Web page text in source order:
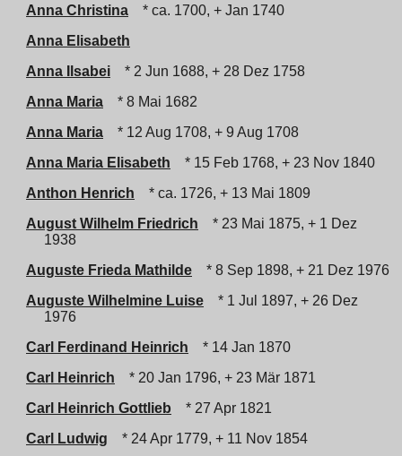
Anna Christina
* ca. 1700, + Jan 1740
Anna Elisabeth
Anna Ilsabei
* 2 Jun 1688, + 28 Dez 1758
Anna Maria
* 8 Mai 1682
Anna Maria
* 12 Aug 1708, + 9 Aug 1708
Anna Maria Elisabeth
* 15 Feb 1768, + 23 Nov 1840
Anthon Henrich
* ca. 1726, + 13 Mai 1809
August Wilhelm Friedrich
* 23 Mai 1875, + 1 Dez
1938
Auguste Frieda Mathilde
* 8 Sep 1898, + 21 Dez 1976
Auguste Wilhelmine Luise
* 1 Jul 1897, + 26 Dez
1976
Carl Ferdinand Heinrich
* 14 Jan 1870
Carl Heinrich
* 20 Jan 1796, + 23 Mär 1871
Carl Heinrich Gottlieb
* 27 Apr 1821
Carl Ludwig
* 24 Apr 1779, + 11 Nov 1854